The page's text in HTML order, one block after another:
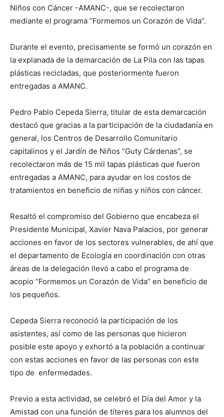
Niños con Cáncer -AMANC-, que se recolectaron
mediante el programa “Formemos un Corazón de Vida”.
Durante el evento, precisamente se formó un corazón en
la explanada de la demarcación de La Pila con las tapas
plásticas recicladas, que posteriormente fueron
entregadas a AMANC.
Pedro Pablo Cepeda Sierra, titular de esta demarcación
destacó que gracias a la participación de la ciudadanía en
general, los Centros de Desarrollo Comunitario
capitalinos y el Jardín de Niños “Guty Cárdenas”, se
recolectaron más de 15 mil tapas plásticas que fueron
entregadas a AMANC, para ayudar en los costos de
tratamientos en beneficio de niñas y niños con cáncer.
Resaltó el compromiso del Gobierno que encabeza el
Presidente Municipal, Xavier Nava Palacios, por generar
acciones en favor de los sectores vulnerables, de ahí que
el departamento de Ecología en coordinación con otras
áreas de la delegación llevó a cabo el programa de
acopio “Formemos un Corazón de Vida” en beneficio de
los pequeños.
Cepeda Sierra reconoció la participación de los
asistentes, así como de las personas que hicieron
posible este apoyo y exhortó a la población a continuar
con estas acciones en favor de las personas con este
tipo de enfermedades.
Previo a esta actividad, se celebró el Día del Amor y la
Amistad con una función de títeres para los alumnos del